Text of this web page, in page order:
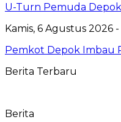
U-Turn Pemuda
Kamis, 6 Agustus 2026 -
Pemkot Depok Imbau
Berita Terbaru
Berita